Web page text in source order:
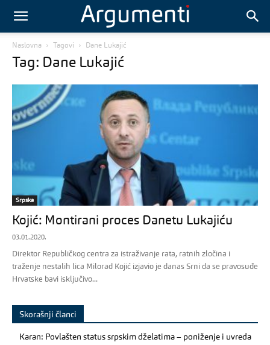
Naslovna Tagovi Dane Lukajić
Tag: Dane Lukajić
Srpska
Kojić: Montirani proces Danetu Lukajiću
03.01.2020.
Direktor Republičkog centra za istraživanje rata, ratnih zločina i
traženje nestalih lica Milorad Kojić izjavio je danas Srni da se pravosuđe
Hrvatske bavi isključivo...
Skorašnji članci
Karan: Povlašten status srpskim dželatima – poniženje i uvreda